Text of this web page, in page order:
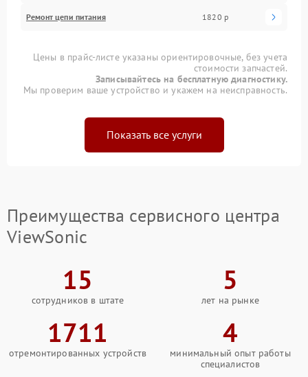
Ремонт цепи питания 1820 р
Цены в прайс-листе указаны ориентировочные, без учета
стоимости запчастей.
Записывайтесь на бесплатную диагностику.
Мы проверим ваше устройство и укажем на неисправность.
Показать все услуги
Преимущества сервисного центра
ViewSonic
15
сотрудников в штате
5
лет на рынке
1711
отремонтированных устройств
4
минимальный опыт работы
специалистов